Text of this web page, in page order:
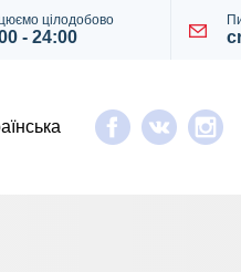
цілодобово
- 24:00